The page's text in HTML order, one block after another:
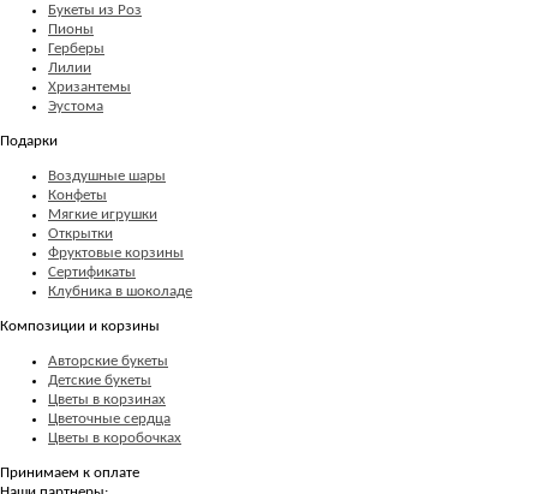
Букеты из Роз
Пионы
Герберы
Лилии
Хризантемы
Эустома
Подарки
Воздушные шары
Конфеты
Мягкие игрушки
Открытки
Фруктовые корзины
Сертификаты
Клубника в шоколаде
Композиции и корзины
Авторские букеты
Детские букеты
Цветы в корзинах
Цветочные сердца
Цветы в коробочках
Принимаем к оплате